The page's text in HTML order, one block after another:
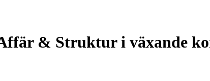
& Struktur i växande